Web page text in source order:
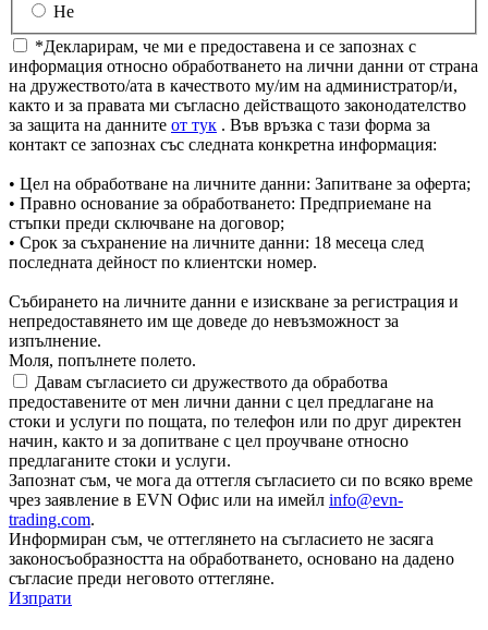
Не
*Декларирам, че ми е предоставена и се запознах с
информация относно обработването на лични данни от страна
на дружеството/ата в качеството му/им на администратор/и,
както и за правата ми съгласно действащото законодателство
за защита на данните от тук . Във връзка с тази форма за
контакт се запознах със следната конкретна информация:
• Цел на обработване на личните данни: Запитване за оферта;
• Правно основание за обработването: Предприемане на
стъпки преди сключване на договор;
• Срок за съхранение на личните данни: 18 месеца след
последната дейност по клиентски номер.
Събирането на личните данни е изискване за регистрация и
непредоставянето им ще доведе до невъзможност за
изпълнение.
Моля, попълнете полето.
Давам съгласието си дружеството да обработва
предоставените от мен лични данни с цел предлагане на
стоки и услуги по пощата, по телефон или по друг директен
начин, както и за допитване с цел проучване относно
предлаганите стоки и услуги.
Запознат съм, че мога да оттегля съгласието си по всяко време
чрез заявление в EVN Офис или на имейл info@evn-
trading.com.
Информиран съм, че оттеглянето на съгласието не засяга
законосъобразността на обработването, основано на дадено
съгласие преди неговото оттегляне.
Изпрати